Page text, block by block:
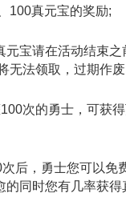
100真元宝的奖励;
宝请在活动结束之
无法领取，过期作
次的勇士，可获得
，勇士您可以免
的同时您有几率获得